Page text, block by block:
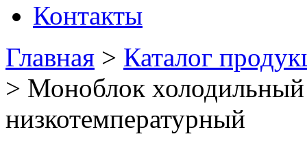
Контакты
Главная > Каталог
> Моноблок
низкотемпературный